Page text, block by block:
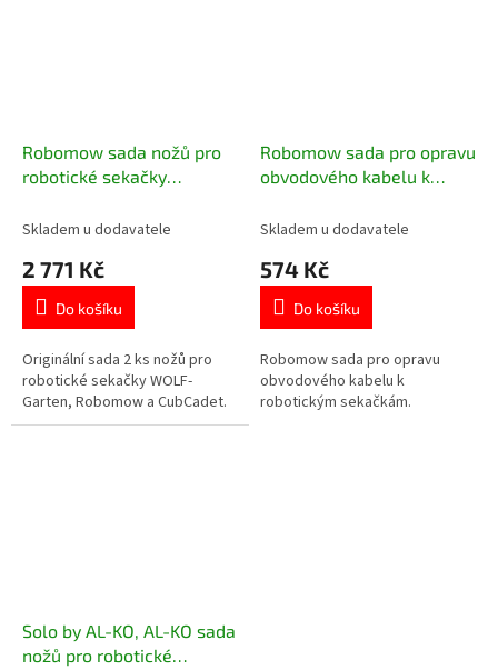
Robomow sada nožů pro
robotické sekačky
XR3
Skladem u dodavatele
2 771 Kč
Do košíku
Originální sada 2 ks nožů pro
robotické sekačky WOLF-
Garten, Robomow a CubCadet.
Robomow sada pro opravu
obvodového kabelu k
Skladem u dodavatele
574 Kč
Do košíku
Robomow sada pro opravu
obvodového kabelu k
robotickým sekačkám.
Solo by AL-KO, AL-KO sada
nožů pro robotické